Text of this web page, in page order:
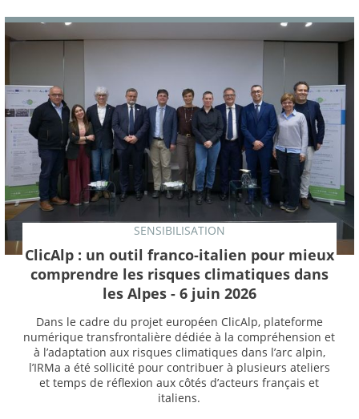
SENSIBILISATION
ClicAlp : un outil franco-italien pour mieux
comprendre les risques climatiques dans
les Alpes - 6 juin 2026
Dans le cadre du projet européen ClicAlp, plateforme
numérique transfrontalière dédiée à la compréhension et
à l’adaptation aux risques climatiques dans l’arc alpin,
l’IRMa a été sollicité pour contribuer à plusieurs ateliers
et temps de réflexion aux côtés d’acteurs français et
italiens.